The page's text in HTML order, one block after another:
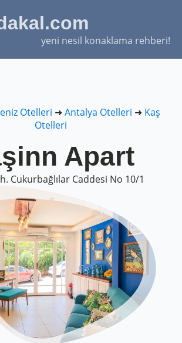
yeni nesil konaklama rehberi!
Otelleri ➜ Antalya Otelleri ➜ Kaş
Otelleri
Apart
Cukurbağlılar Caddesi No 10/1